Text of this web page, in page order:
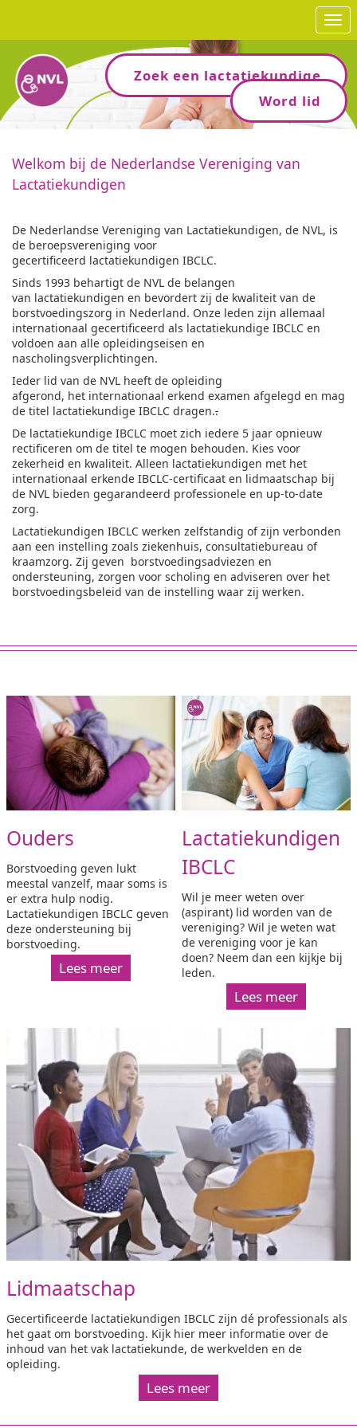
Zoek een lactatiekundige
Word lid
Welkom bij de Nederlandse Vereniging van
Lactatiekundigen
De Nederlandse Vereniging van Lactatiekundigen, de NVL, is
de beroepsvereniging voor
gecertificeerd lactatiekundigen IBCLC.
Sinds 1993 behartigt de NVL de belangen
van lactatiekundigen en bevordert zij de kwaliteit van de
borstvoedingszorg in Nederland. Onze leden zijn allemaal
internationaal gecertificeerd als lactatiekundige IBCLC en
voldoen aan alle opleidingseisen en
nascholingsverplichtingen.
Ieder lid van de NVL heeft de opleiding
afgerond, het internationaal erkend examen afgelegd en mag
de titel lactatiekundige IBCLC dragen..
De lactatiekundige IBCLC moet zich iedere 5 jaar opnieuw
rectificeren om de titel te mogen behouden. Kies voor
zekerheid en kwaliteit. Alleen lactatiekundigen met het
internationaal erkende IBCLC-certificaat en lidmaatschap bij
de NVL bieden gegarandeerd professionele en up-to-date
zorg.
Lactatiekundigen IBCLC werken zelfstandig of zijn verbonden
aan een instelling zoals ziekenhuis, consultatiebureau of
kraamzorg. Zij geven borstvoedingsadviezen en
ondersteuning, zorgen voor scholing en adviseren over het
borstvoedingsbeleid van de instelling waar zij werken.
Ouders
Borstvoeding geven lukt
meestal vanzelf, maar soms is
er extra hulp nodig.
Lactatiekundigen IBCLC geven
deze ondersteuning bij
borstvoeding.
Lees meer
Lactatiekundigen
IBCLC
Wil je meer weten over
(aspirant) lid worden van de
vereniging? Wil je weten wat
de vereniging voor je kan
doen? Neem dan een kijkje bij
leden.
Lees meer
Lidmaatschap
Gecertificeerde lactatiekundigen IBCLC zijn dé professionals als
het gaat om borstvoeding. Kijk hier meer informatie over de
inhoud van het vak lactatiekunde, de werkvelden en de
opleiding.
Lees meer